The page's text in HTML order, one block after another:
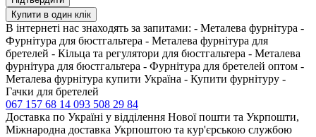
Купити в один клік
В інтернеті нас знаходять за запитами: - Металева фурнітура -
Фурнітура для бюстгальтера - Металева фурнітура для
бретелей - Кільца та регулятори для бюстгальтера - Металева
фурнітура для бюстгальтера - Фурнітура для бретелей оптом -
Металева фурнітура купити Україна - Купити фурнітуру -
Гачки для бретелей
067 157 68 14 093 508 29 84
Доставка по Україні у відділення Нової пошти та Укрпошти,
Міжнародна доставка Укрпоштою та кур'єрською службою